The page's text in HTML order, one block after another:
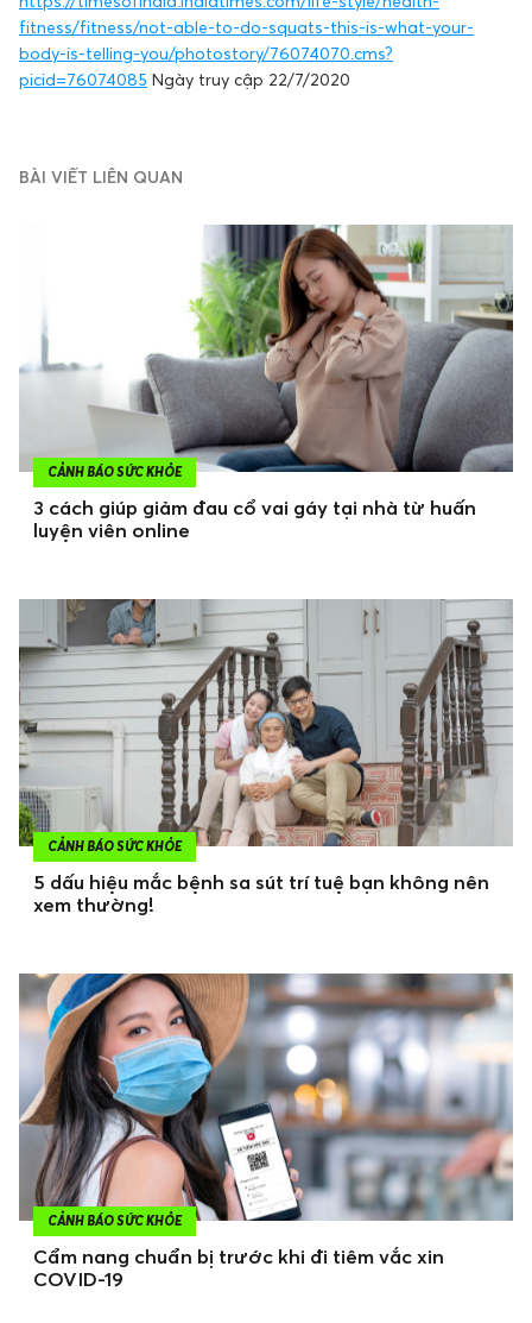
fitness/fitness/not-able-to-do-squats-this-is-what-your-
body-is-telling-you/photostory/76074070.cms?
picid=76074085 Ngày truy cập 22/7/2020
BÀI VIẾT LIÊN QUAN
CẢNH BÁO SỨC KHỎE
3 cách giúp giảm đau cổ vai gáy tại nhà từ huấn
luyện viên online
CẢNH BÁO SỨC KHỎE
5 dấu hiệu mắc bệnh sa sút trí tuệ bạn không nên
xem thường!
CẢNH BÁO SỨC KHỎE
Cẩm nang chuẩn bị trước khi đi tiêm vắc xin
COVID-19